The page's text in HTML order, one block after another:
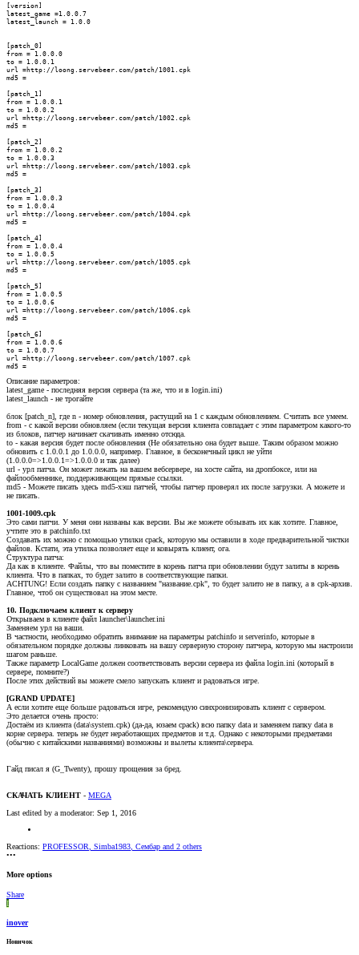
[version]
latest_game =1.0.0.7
latest_launch = 1.0.0
[patch_0]
from = 1.0.0.0
to = 1.0.0.1
url =http://loong.servebeer.com/patch/1001.cpk
md5 =
[patch_1]
from = 1.0.0.1
to = 1.0.0.2
url =http://loong.servebeer.com/patch/1002.cpk
md5 =
[patch_2]
from = 1.0.0.2
to = 1.0.0.3
url =http://loong.servebeer.com/patch/1003.cpk
md5 =
[patch_3]
from = 1.0.0.3
to = 1.0.0.4
url =http://loong.servebeer.com/patch/1004.cpk
md5 =
[patch_4]
from = 1.0.0.4
to = 1.0.0.5
url =http://loong.servebeer.com/patch/1005.cpk
md5 =
[patch_5]
from = 1.0.0.5
to = 1.0.0.6
url =http://loong.servebeer.com/patch/1006.cpk
md5 =
[patch_6]
from = 1.0.0.6
to = 1.0.0.7
url =http://loong.servebeer.com/patch/1007.cpk
md5 =
Описание параметров:
latest_game - последняя версия сервера (та же, что и в login.ini)
latest_launch - не трогайте
блок [patch_n], где n - номер обновления, растущий на 1 с каждым обновлением. Считать все умеем.
from - с какой версии обновляем (если текущая версия клиента совпадает с этим параметром какого-то
из блоков, патчер начинает скачивать именно отсюда.
to - какая версия будет после обновления (Не обязательно она будет выше. Таким образом можно
обновить с 1.0.0.1 до 1.0.0.0, например. Главное, в бесконечный цикл не уйти
(1.0.0.0=>1.0.0.1=>1.0.0.0 и так далее)
url - урл патча. Он может лежать на вашем вебсервере, на хосте сайта, на дропбоксе, или на
файлообменнике, поддерживающем прямые ссылки.
md5 - Можете писать здесь md5-хэш патчей, чтобы патчер проверял их после загрузки. А можете и
не писать.
1001-1009.cpk
Это сами патчи. У меня они названы как версии. Вы же можете обзывать их как хотите. Главное,
учтите это в patchinfo.txt
Создавать их можно с помощью утилки cpack, которую мы оставили в ходе предварительной чистки
файлов. Кстати, эта утилка позволяет еще и ковырять клиент, ога.
Структура патча:
Да как в клиенте. Файлы, что вы поместите в корень патча при обновлении будут залиты в корень
клиента. Что в папках, то будет залито в соответствующие папки.
ACHTUNG! Если создать папку с названием "название.cpk", то будет залито не в папку, а в cpk-архив.
Главное, чтоб он существовал на этом месте.
10. Подключаем клиент к серверу
Открываем в клиенте файл launcher\launcher.ini
Заменяем урл на ваши.
В частности, необходимо обратить внимание на параметры patchinfo и serverinfo, которые в
обязательном порядке должны линковать на вашу серверную сторону патчера, которую мы настроили
шагом раньше.
Также параметр LocalGame должен соответствовать версии сервера из файла login.ini (который в
сервере, помните?)
После этих действий вы можете смело запускать клиент и радоваться игре.
[GRAND UPDATE]
А если хотите еще больше радоваться игре, рекомендую синхронизировать клиент с сервером.
Это делается очень просто:
Достаём из клиента (data\system.cpk) (да-да, юзаем cpack) всю папку data и заменяем папку data в
корне сервера. теперь не будет неработающих предметов и т.д. Однако с некоторыми предметами
(обычно с китайскими названиями) возможны и вылеты клиента\сервера.
Гайд писал я (G_Twenty), прошу прощения за бред.
СКАЧАТЬ КЛИЕНТ - MEGA
Last edited by a moderator: Sep 1, 2016
Reactions: PROFESSOR Simba1983 Сембар and 2 others
•••
More options
Share
I
inover
Новичок